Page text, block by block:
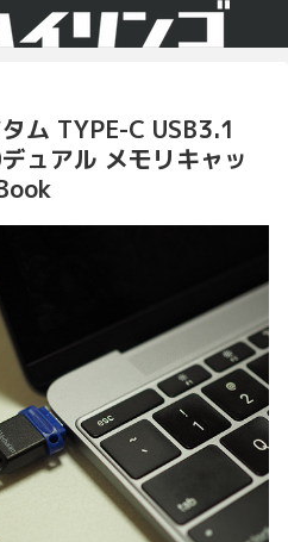
ム TYPE-C USB3.1
ュアル メモリキャッ